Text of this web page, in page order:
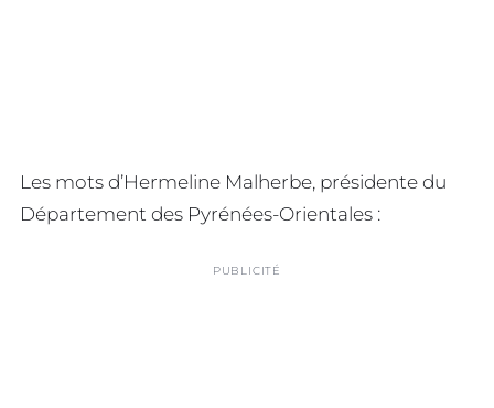
Les mots d’Hermeline Malherbe, présidente du
Département des Pyrénées-Orientales :
PUBLICITÉ